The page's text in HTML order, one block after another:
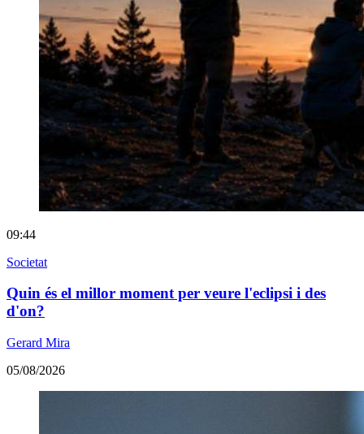
09:44
Societat
Quin és el millor moment per veure l'eclipsi i des
d'on?
Gerard Mira
05/08/2026